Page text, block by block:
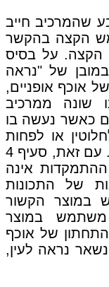
שהמרכיב חייב
הקצה בהקשר
הקצה. על בסיס
של "נראה
אוכף אופניים,
שונה ממרכיב
כאשר נעשה בו
או לפחות
באופן חלקי מבחוץ במבט מלמטה. עם זאת, סעיף 4
ההתמקדות אינה
של התכונות
במוצר הקשור
במוצר
של אוכף
נראה לעין,